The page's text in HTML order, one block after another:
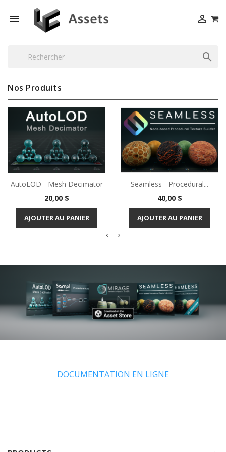
 

Nos Produits
AutoLOD - Mesh Decimator
Prix
20,00 $
AJOUTER AU PANIER
Seamless - Procedural...
Prix
40,00 $
AJOUTER AU PANIER
DOCUMENTATION EN LIGNE